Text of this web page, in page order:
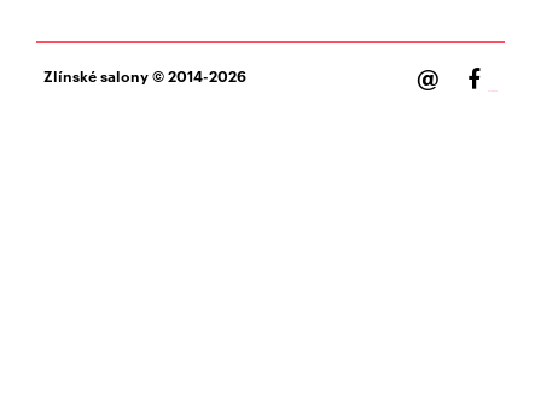
Zlínské salony© 2014-2026 @